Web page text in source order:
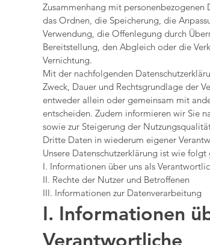
Zusammenhang mit personenbezogenen
das Ordnen, die Speicherung, die
Verwendung, die Offenlegung durch
Bereitstellung, den Abgleich oder die
Vernichtung.
Mit der nachfolgenden
Zweck, Dauer und Rechtsgrundlage der
entweder allein oder gemeinsam mit
entscheiden. Zudem informieren wir Sie
sowie zur Steigerung der
Dritte Daten in wiederum eigener
Unsere Datenschutzerklärung ist wie
I. Informationen über uns als
II. Rechte der Nutzer und Betroffenen
III. Informationen zur Datenverarbeitung
I. Informationen
Verantwortliche